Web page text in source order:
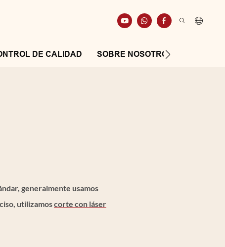
DE CALIDAD SOBRE NOSOTROS
generalmente usamos
utilizamoscorte con láser